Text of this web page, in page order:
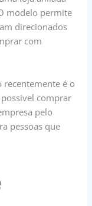
modelo permite
direcionados
com
é o
comprar
pelo
pessoas que